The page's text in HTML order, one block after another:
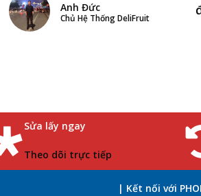
Anh Đức
Chủ Hệ Thống DeliFruit
Sửa lấy ngay
Theo dõi trực tiếp
| Kết nối với